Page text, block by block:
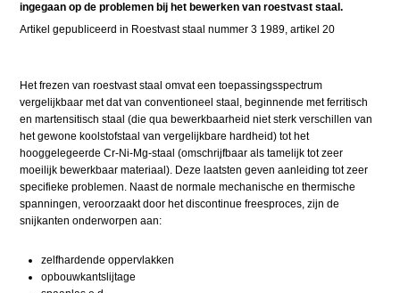
ingegaan op de problemen bij het bewerken van roestvast staal.
Artikel gepubliceerd in Roestvast staal nummer 3 1989, artikel 20
Het frezen van roestvast staal omvat een toepassingsspectrum
vergelijkbaar met dat van conventioneel staal, beginnende met ferritisch
en martensitisch staal (die qua bewerkbaarheid niet sterk verschillen van
het gewone koolstofstaal van vergelijkbare hardheid) tot het
hooggelegeerde Cr-Ni-Mg-staal (omschrijfbaar als tamelijk tot zeer
moeilijk bewerkbaar materiaal). Deze laatsten geven aanleiding tot zeer
specifieke problemen. Naast de normale mechanische en thermische
spanningen, veroorzaakt door het discontinue freesproces, zijn de
snijkanten onderworpen aan:
zelfhardende oppervlakken
opbouwkantslijtage